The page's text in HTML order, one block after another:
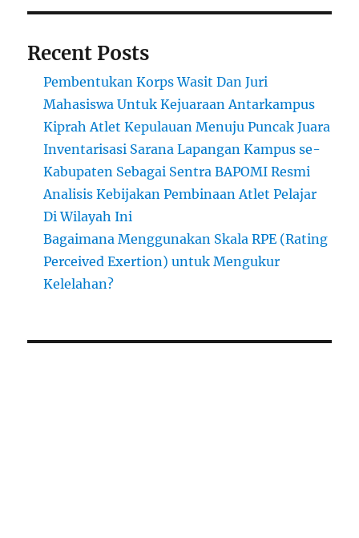
Recent Posts
Pembentukan Korps Wasit Dan Juri
Mahasiswa Untuk Kejuaraan Antarkampus
Kiprah Atlet Kepulauan Menuju Puncak Juara
Inventarisasi Sarana Lapangan Kampus se-
Kabupaten Sebagai Sentra BAPOMI Resmi
Analisis Kebijakan Pembinaan Atlet Pelajar
Di Wilayah Ini
Bagaimana Menggunakan Skala RPE (Rating
Perceived Exertion) untuk Mengukur
Kelelahan?